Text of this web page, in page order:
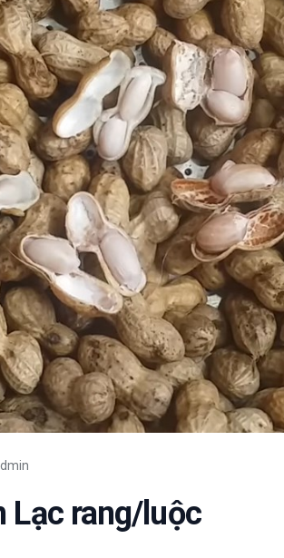
Lạc rang/luộc